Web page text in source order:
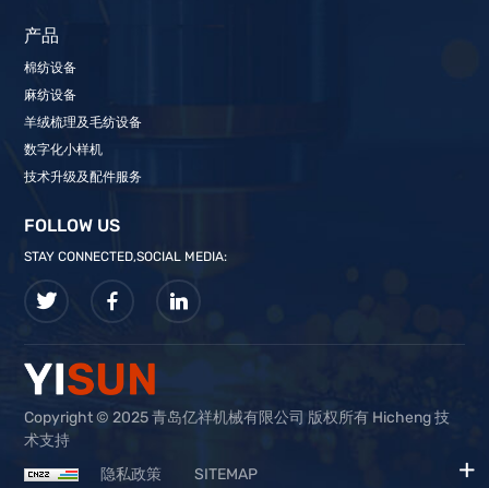
产品
棉纺设备
麻纺设备
羊绒梳理及毛纺设备
数字化小样机
技术升级及配件服务
FOLLOW US
STAY CONNECTED,SOCIAL MEDIA:
Copyright © 2025 青岛亿祥机械有限公司 版权所有 Hicheng 技
术支持
隐私政策
SITEMAP